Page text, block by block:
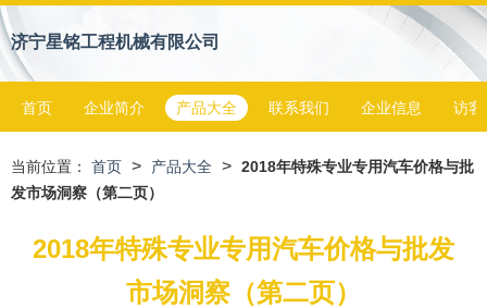
济宁星铭工程机械有限公司
首页 企业简介 产品大全 联系我们 企业信息 访客
当前位置： 首页 > 产品大全 > 2018年特殊专业专用汽车价格与批
发市场洞察（第二页）
2018年特殊专业专用汽车价格与批发
市场洞察（第二页）